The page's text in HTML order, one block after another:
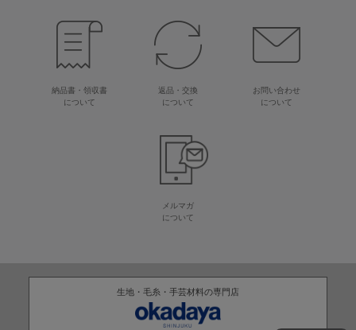
納品書・領収書
について
返品・交換
について
お問い合わせ
について
メルマガ
について
生地・毛糸・手芸材料の専門店